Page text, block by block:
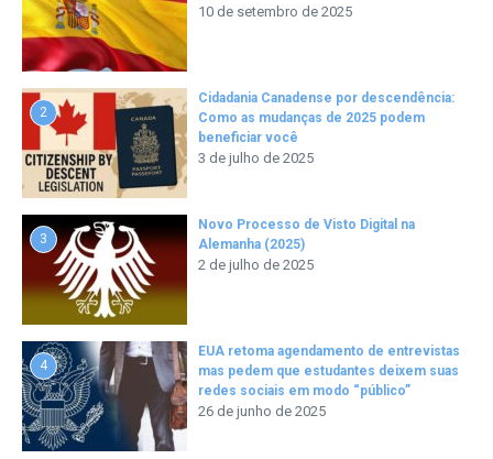
10 de setembro de 2025
2
Cidadania Canadense por descendência:
Como as mudanças de 2025 podem
beneficiar você
3 de julho de 2025
3
Novo Processo de Visto Digital na
Alemanha (2025)
2 de julho de 2025
4
EUA retoma agendamento de entrevistas
mas pedem que estudantes deixem suas
redes sociais em modo “público”
26 de junho de 2025